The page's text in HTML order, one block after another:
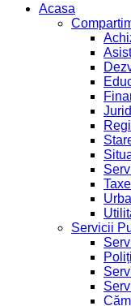
Acasa
Servicii